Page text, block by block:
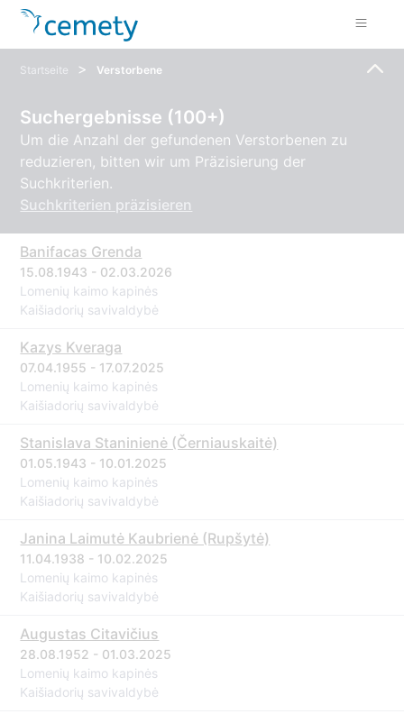
Startseite > Verstorbene
Suchergebnisse (100+)
Um die Anzahl der gefundenen Verstorbenen zu
reduzieren, bitten wir um Präzisierung der
Suchkriterien.
Suchkriterien präzisieren
Banifacas Grenda
15.08.1943 - 02.03.2026
Lomenių kaimo kapinės
Kaišiadorių savivaldybė
Kazys Kveraga
07.04.1955 - 17.07.2025
Lomenių kaimo kapinės
Kaišiadorių savivaldybė
Stanislava Staninienė (Černiauskaitė)
01.05.1943 - 10.01.2025
Lomenių kaimo kapinės
Kaišiadorių savivaldybė
Janina Laimutė Kaubrienė (Rupšytė)
11.04.1938 - 10.02.2025
Lomenių kaimo kapinės
Kaišiadorių savivaldybė
Augustas Citavičius
28.08.1952 - 01.03.2025
Lomenių kaimo kapinės
Kaišiadorių savivaldybė